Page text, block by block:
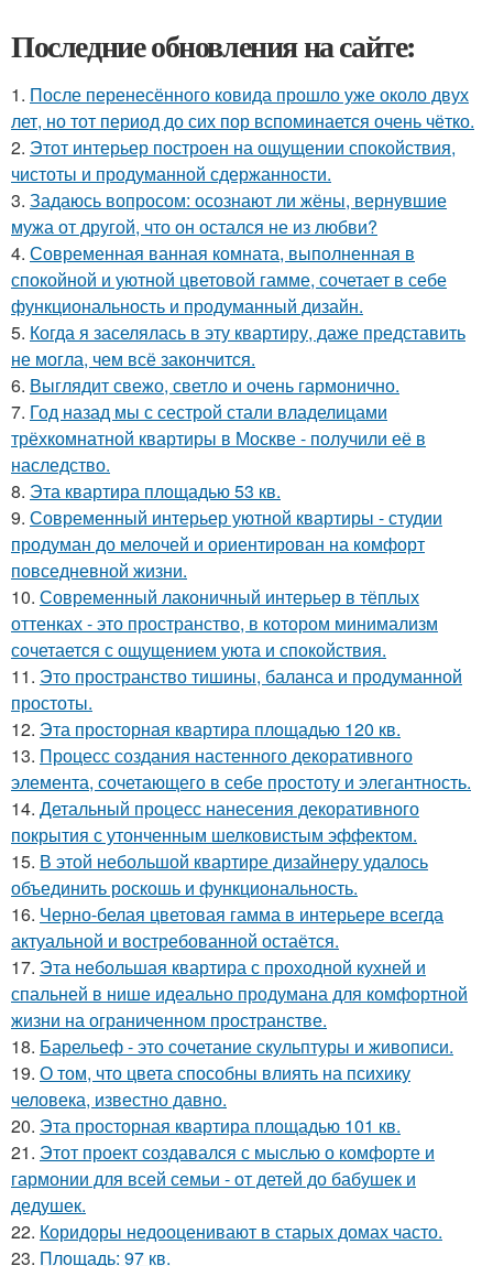
Последние обновления на сайте:
1. После перенесённого ковида прошло уже около двух
лет, но тот период до сих пор вспоминается очень чётко.
2. Этот интерьер построен на ощущении спокойствия,
чистоты и продуманной сдержанности.
3. Задаюсь вопросом: осознают ли жёны, вернувшие
мужа от другой, что он остался не из любви?
4. Современная ванная комната, выполненная в
спокойной и уютной цветовой гамме, сочетает в себе
функциональность и продуманный дизайн.
5. Когда я заселялась в эту квартиру, даже представить
не могла, чем всё закончится.
6. Выглядит свежо, светло и очень гармонично.
7. Год назад мы с сестрой стали владелицами
трёхкомнатной квартиры в Москве - получили её в
наследство.
8. Эта квартира площадью 53 кв.
9. Современный интерьер уютной квартиры - студии
продуман до мелочей и ориентирован на комфорт
повседневной жизни.
10. Современный лаконичный интерьер в тёплых
оттенках - это пространство, в котором минимализм
сочетается с ощущением уюта и спокойствия.
11. Это пространство тишины, баланса и продуманной
простоты.
12. Эта просторная квартира площадью 120 кв.
13. Процесс создания настенного декоративного
элемента, сочетающего в себе простоту и элегантность.
14. Детальный процесс нанесения декоративного
покрытия с утонченным шелковистым эффектом.
15. В этой небольшой квартире дизайнеру удалось
объединить роскошь и функциональность.
16. Черно-белая цветовая гамма в интерьере всегда
актуальной и востребованной остаётся.
17. Эта небольшая квартира с проходной кухней и
спальней в нише идеально продумана для комфортной
жизни на ограниченном пространстве.
18. Барельеф - это сочетание скульптуры и живописи.
19. О том, что цвета способны влиять на психику
человека, известно давно.
20. Эта просторная квартира площадью 101 кв.
21. Этот проект создавался с мыслью о комфорте и
гармонии для всей семьи - от детей до бабушек и
дедушек.
22. Коридоры недооценивают в старых домах часто.
23. Площадь: 97 кв.